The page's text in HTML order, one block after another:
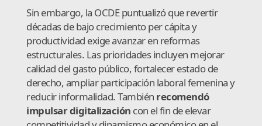
Sin embargo, la OCDE puntualizó que revertir
décadas de bajo crecimiento per cápita y
productividad exige avanzar en reformas
estructurales. Las prioridades incluyen mejorar
calidad del gasto público, fortalecer estado de
derecho, ampliar participación laboral femenina y
reducir informalidad. También recomendó
impulsar digitalización con el fin de elevar